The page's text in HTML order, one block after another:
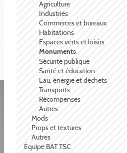
Agriculture
Industries
Commerces et bureaux
Habitations
Espaces verts et loisirs
Monuments
Sécurité publique
Santé et éducation
Eau, énergie et déchets
Transports
Récompenses
Autres
Mods
Props et textures
Autres
Équipe BAT TSC